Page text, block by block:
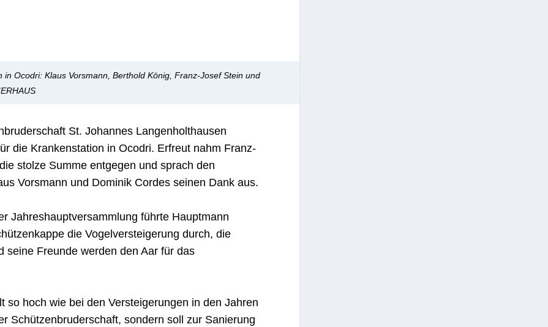
Ocodri: Klaus Vorsmann, Berthold König, Franz-Josef Stein und
St. Johannes Langenholthausen
die Krankenstation in Ocodri. Erfreut nahm Franz-
stolze Summe entgegen und sprach den
Vorsmann und Dominik Cordes seinen Dank aus.
Jahreshauptversammlung führte Hauptmann
die Vogelversteigerung durch, die
seine Freunde werden den Aar für das
so hoch wie bei den Versteigerungen in den Jahren
Schützenbruderschaft, sondern soll zur Sanierung